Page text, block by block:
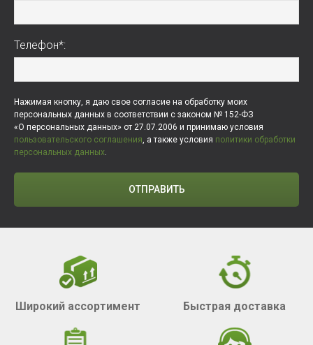
Телефон*:
Нажимая кнопку, я даю свое согласие на обработку моих
персональных данных в соответствии с законом № 152-ФЗ
«О персональных данных» от 27.07.2006 и принимаю условия
пользовательского соглашения, а также условия политики обработки
персональных данных.
ОТПРАВИТЬ
Широкий ассортимент Быстрая доставка